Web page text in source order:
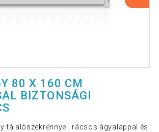
80 X 160 CM
BIZTONSÁGI
tálalószekrénnyel, rácsos ágyalappal és